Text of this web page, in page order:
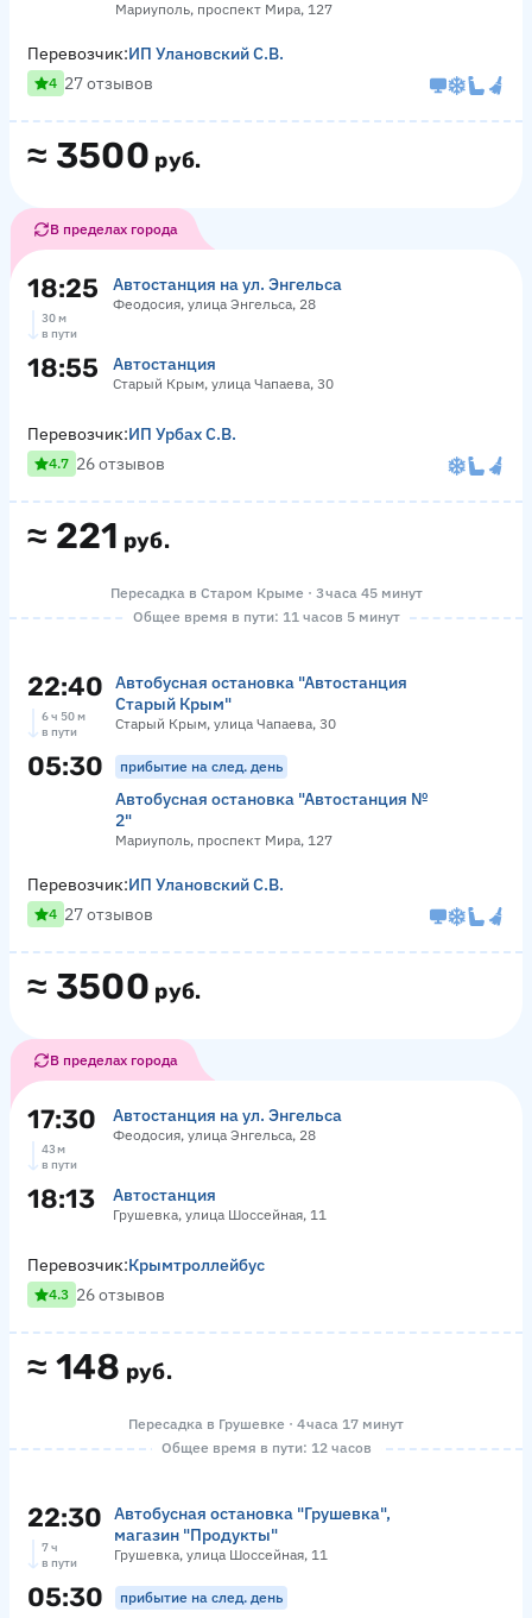
Мариуполь, проспект Мира, 127
≈ 3500 руб.
Перевозчик:ИП Улановский С.В.
4 27 отзывов
В пределах города
18:25 Автостанция на ул. Энгельса
Феодосия, улица Энгельса, 28
30 м
в пути
18:55 Автостанция
Старый Крым, улица Чапаева, 30
≈ 221 руб.
Перевозчик:ИП Урбах С.В.
4.7 26 отзывов
Пересадка в Старом Крыме · 3 часа 45 минут
Общее время в пути: 11 часов 5 минут
22:40
Автобусная остановка "Автостанция
Старый Крым"
Старый Крым, улица Чапаева, 30
6 ч 50 м
в пути
05:30 прибытие на след. день
Автобусная остановка "Автостанция №
2"
Мариуполь, проспект Мира, 127
≈ 3500 руб.
Перевозчик:ИП Улановский С.В.
4 27 отзывов
В пределах города
17:30 Автостанция на ул. Энгельса
Феодосия, улица Энгельса, 28
43 м
в пути
18:13 Автостанция
Грушевка, улица Шоссейная, 11
≈ 148 руб.
Перевозчик:Крымтроллейбус
4.3 26 отзывов
Пересадка в Грушевке · 4 часа 17 минут
Общее время в пути: 12 часов
22:30
Автобусная остановка "Грушевка",
магазин "Продукты"
Грушевка, улица Шоссейная, 11
7 ч
в пути
05:30 прибытие на след. день